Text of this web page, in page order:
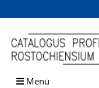
Browsen
direkt zum Inhalt
Menü